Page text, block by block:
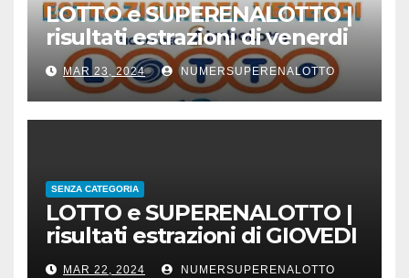
LOTTO e SUPERENALOTTO |
risultati estrazioni di venerdi
22 marzo 2024
MAR 23, 2024 NUMERSUPERENALOTTO
SENZA CATEGORIA
LOTTO e SUPERENALOTTO |
risultati estrazioni di GIOVEDI
21 marzo 2024
MAR 22, 2024 NUMERSUPERENALOTTO